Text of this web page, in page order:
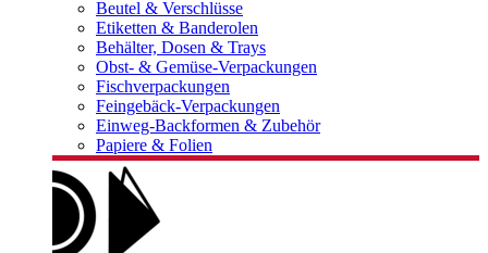
Beutel & Verschlüsse
Etiketten & Banderolen
Behälter, Dosen & Trays
Obst- & Gemüse-Verpackungen
Fischverpackungen
Feingebäck-Verpackungen
Einweg-Backformen & Zubehör
Papiere & Folien